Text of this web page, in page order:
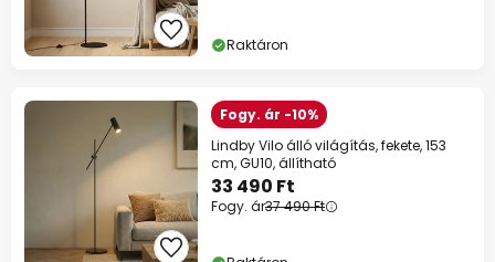
Raktáron
Fogy. ár -10%
Lindby Vilo álló világítás, fekete, 153
cm, GU10, állítható
33 490 Ft
Fogy. ár37 490 Ft